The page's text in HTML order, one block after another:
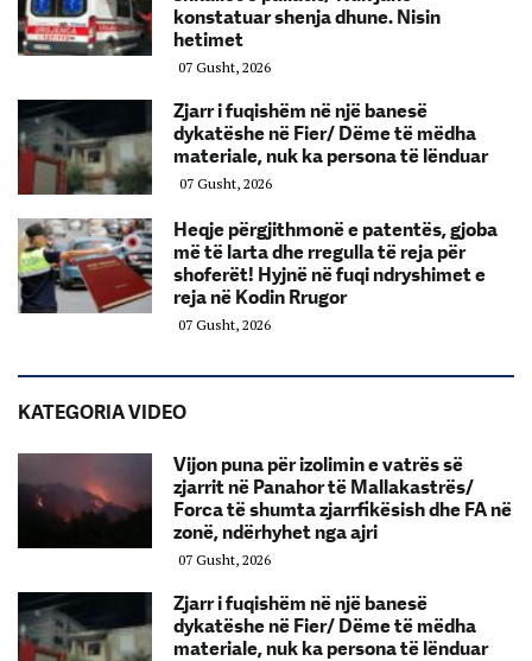
konstatuar shenja dhune. Nisin
hetimet
07 Gusht, 2026
Zjarr i fuqishëm në një banesë
dykatëshe në Fier/ Dëme të mëdha
materiale, nuk ka persona të lënduar
07 Gusht, 2026
Heqje përgjithmonë e patentës, gjoba
më të larta dhe rregulla të reja për
shoferët! Hyjnë në fuqi ndryshimet e
reja në Kodin Rrugor
07 Gusht, 2026
KATEGORIA VIDEO
Vijon puna për izolimin e vatrës së
zjarrit në Panahor të Mallakastrës/
Forca të shumta zjarrfikësish dhe FA në
zonë, ndërhyhet nga ajri
07 Gusht, 2026
Zjarr i fuqishëm në një banesë
dykatëshe në Fier/ Dëme të mëdha
materiale, nuk ka persona të lënduar